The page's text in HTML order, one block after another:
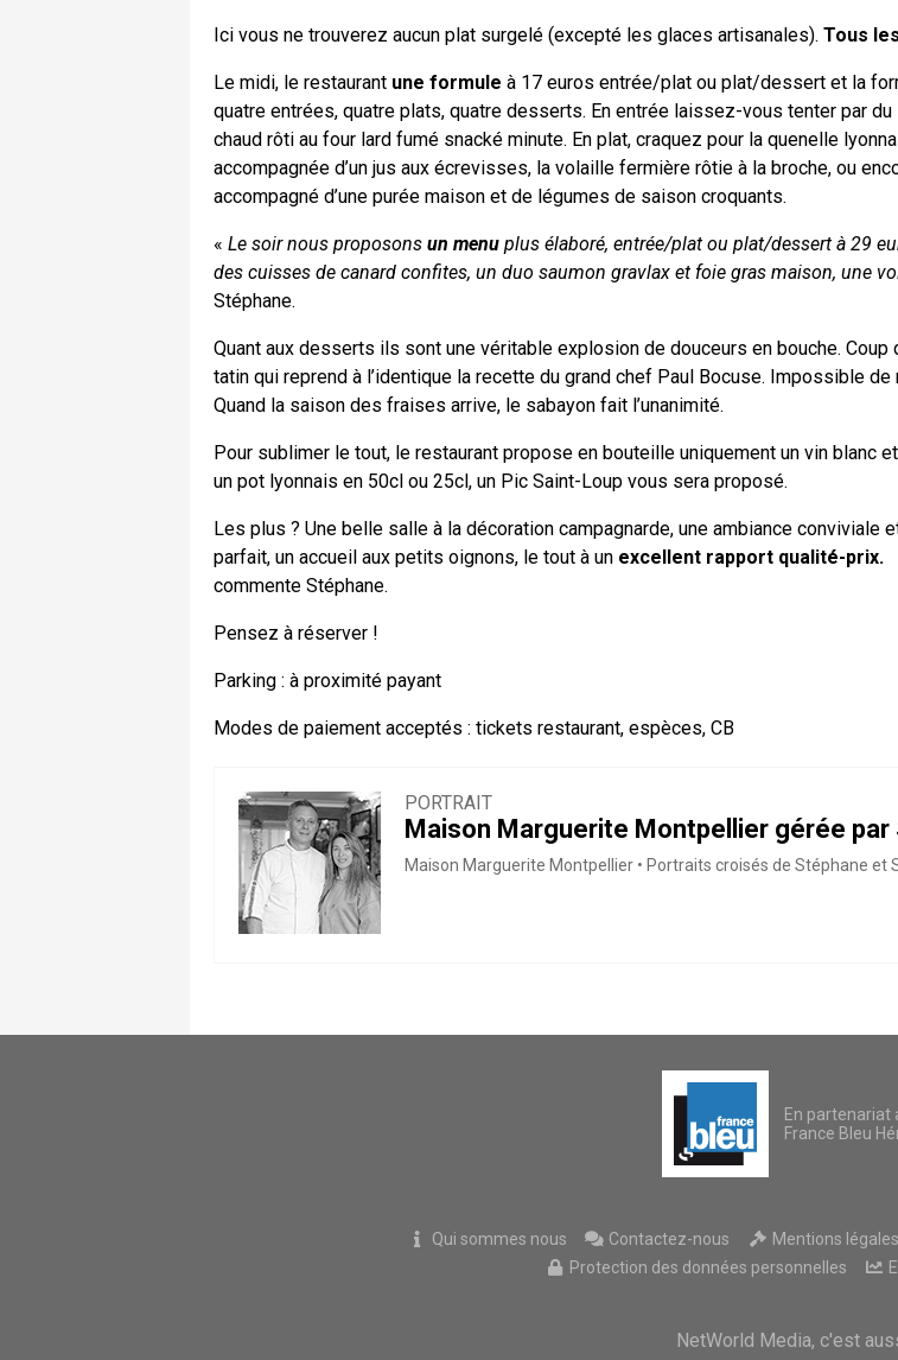
Ici vous ne trouverez aucun plat surgelé (excepté les glaces artisanales). Tous
Le midi, le restaurant une formule à 17 euros entrée/plat ou plat/dessert et la
quatre entrées, quatre plats, quatre desserts. En entrée laissez-vous tenter par
chaud rôti au four lard fumé snacké minute. En plat, craquez pour la quenelle
accompagnée d’un jus aux écrevisses, la volaille fermière rôtie à la broche, ou
accompagné d’une purée maison et de légumes de saison croquants.
« Le soir nous proposons un menu plus élaboré, entrée/plat ou plat/dessert à 29
des cuisses de canard confites, un duo saumon gravlax et foie gras maison, une
Stéphane.
Quant aux desserts ils sont une véritable explosion de douceurs en bouche.
tatin qui reprend à l’identique la recette du grand chef Paul Bocuse. Impossible
Quand la saison des fraises arrive, le sabayon fait l’unanimité.
Pour sublimer le tout, le restaurant propose en bouteille uniquement un vin blanc
un pot lyonnais en 50cl ou 25cl, un Pic Saint-Loup vous sera proposé.
Les plus ? Une belle salle à la décoration campagnarde, une ambiance conviviale
parfait, un accueil aux petits oignons, le tout à un excellent rapport qualité-prix.
commente Stéphane.
Pensez à réserver !
Parking : à proximité payant
Modes de paiement acceptés : tickets restaurant, espèces, CB
PORTRAIT
Maison Marguerite Montpellier gérée par
Maison Marguerite Montpellier • Portraits croisés de Stéphane
En partenariat
France Bleu
Qui sommes nous Contactez-nous Mentions légales
Protection des données personnelles
NetWorld Media, c'est